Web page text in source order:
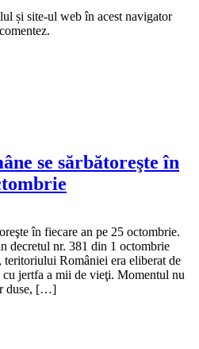
și site-ul web în acest navigator
se sărbătoreşte în
în fiecare an pe 25 octombrie.
decretul nr. 381 din 1 octombrie
teritoriului României era eliberat de
cu jertfa a mii de vieţi. Momentul nu
duse, […]